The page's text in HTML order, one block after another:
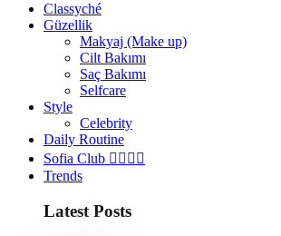
Classyché
Güzellik
Makyaj (Make up)
Cilt Bakımı
Saç Bakımı
Selfcare
Style
Celebrity
Daily Routine
Sofia Club 👩‍❤️‍💋‍👨
Trends
Latest Posts